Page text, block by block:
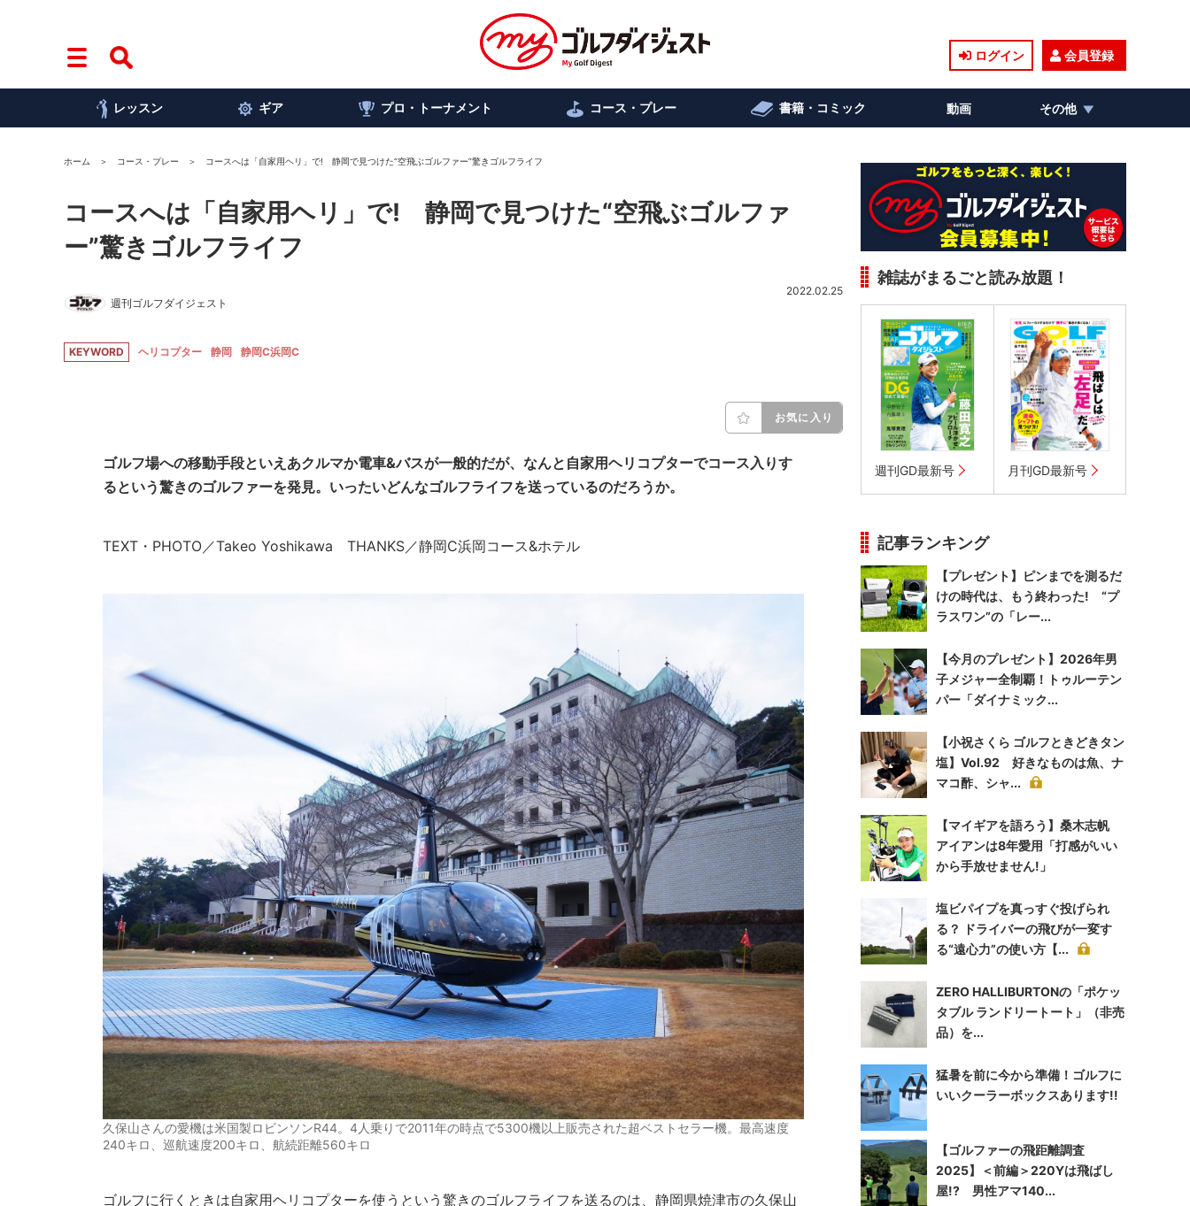
ログイン 会員登録
レッスン ギア プロ・トーナメント コース・プレー 書籍・コミック 動画 その他
ホーム コース・プレー コースへは「自家用ヘリ」で! 静岡で見つけた“空飛ぶゴルファー”驚きゴルフライフ
コースへは「自家用ヘリ」で! 静岡で見つけた“空飛ぶゴルファ
ー”驚きゴルフライフ
週刊ゴルフダイジェスト
2022.02.25
KEYWORD ヘリコプター 静岡 静岡C浜岡C
お気に入り
ゴルフ場への移動手段といえあクルマか電車&バスが一般的だが、なんと自家用ヘリコプターでコース入りす
るという驚きのゴルファーを発見。いったいどんなゴルフライフを送っているのだろうか。
TEXT・PHOTO／Takeo Yoshikawa THANKS／静岡C浜岡コース&ホテル
久保山さんの愛機は米国製ロビンソンR44。4人乗りで2011年の時点で5300機以上販売された超ベストセラー機。最高速度
240キロ、巡航速度200キロ、航続距離560キロ
ゴルフに行くときは自家用ヘリコプターを使うという驚きのゴルフライフを送るのは、静岡県焼津市の久保山
雑誌がまるごと読み放題！
週刊GD最新号 月刊GD最新号
記事ランキング
【プレゼント】ピンまでを測るだ
けの時代は、もう終わった! “プ
ラスワン”の「レー...
【今月のプレゼント】2026年男
子メジャー全制覇！トゥルーテン
パー「ダイナミック...
【小祝さくら ゴルフときどきタン
塩】Vol.92 好きなものは魚、ナ
マコ酢、シャ...
【マイギアを語ろう】桑木志帆
アイアンは8年愛用「打感がいい
から手放せません!」
塩ビパイプを真っすぐ投げられ
る？ ドライバーの飛びが一変す
る“遠心力”の使い方【...
ZERO HALLIBURTONの「ポケッ
タブル ランドリートート」（非売
品）を...
猛暑を前に今から準備！ゴルフに
いいクーラーボックスあります!!
【ゴルファーの飛距離調査
2025】＜前編＞220Yは飛ばし
屋!? 男性アマ140...